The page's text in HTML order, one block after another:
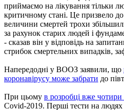
приймаємо на лікування тільки
критичному стані. Це призвело
величини смертей трохи
за рахунок старих людей і
- сказав він у відповідь на
стрибок смертельних випадків,
Напередодні у ВООЗ заявили, що
коронавірусу може забрати до
При цьому в розробці вже
Covid-2019. Перші тести на людях